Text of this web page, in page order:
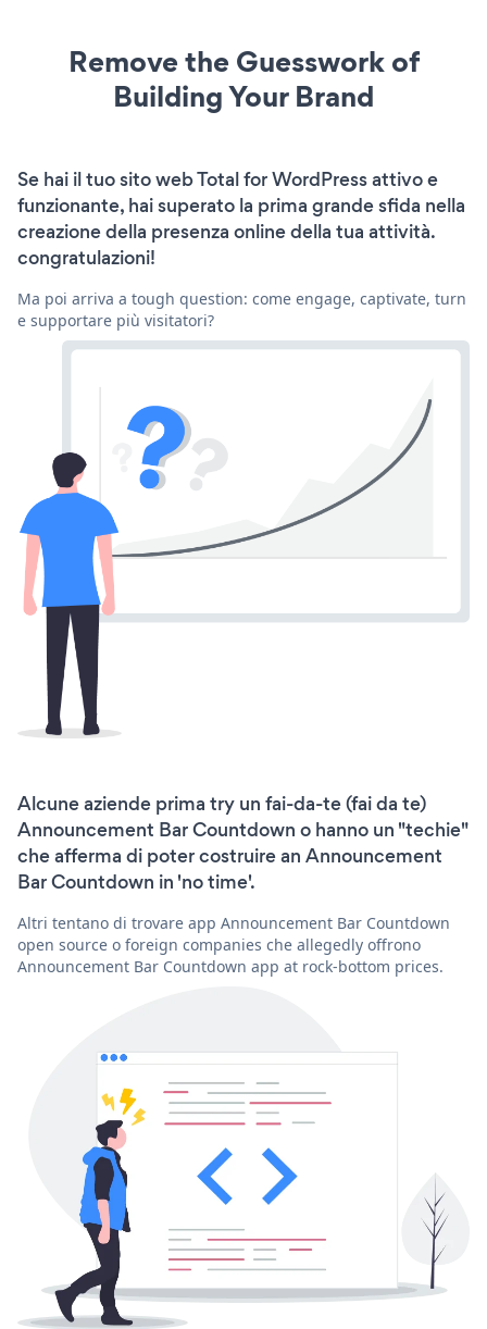
Remove the Guesswork of
Building Your Brand
Se hai il tuo sito web Total for WordPress attivo e
funzionante, hai superato la prima grande sfida nella
creazione della presenza online della tua attività.
congratulazioni!
Ma poi arriva a tough question: come engage, captivate, turn
e supportare più visitatori?
Alcune aziende prima try un fai-da-te (fai da te)
Announcement Bar Countdown o hanno un "techie"
che afferma di poter costruire an Announcement
Bar Countdown in 'no time'.
Altri tentano di trovare app Announcement Bar Countdown
open source o foreign companies che allegedly offrono
Announcement Bar Countdown app at rock-bottom prices.